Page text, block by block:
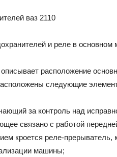
и реле в
расположение
следующие
за контроль над
связано с работой
кроется реле-прерыватель,
машины;